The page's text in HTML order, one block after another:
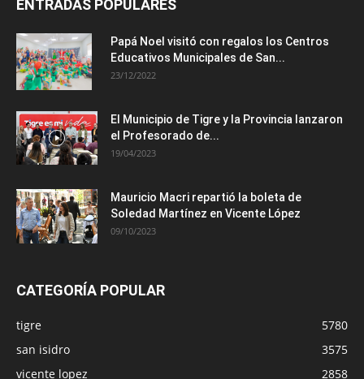
ENTRADAS POPULARES
Papá Noel visitó con regalos los Centros
Educativos Municipales de San...
23/12/2022
El Municipio de Tigre y la Provincia lanzaron
el Profesorado de...
19/04/2023
Mauricio Macri repartió la boleta de
Soledad Martínez en Vicente López
09/10/2023
CATEGORÍA POPULAR
tigre
5780
san isidro
3575
vicente lopez
2858